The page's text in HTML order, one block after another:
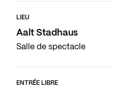
LIEU
Aalt Stadhaus
Salle de spectacle
ENTRÉE LIBRE